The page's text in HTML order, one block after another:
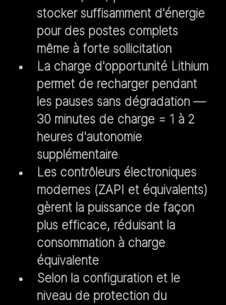
stocker suffisamment d'énergie
pour des postes complets
même à forte sollicitation
La charge d'opportunité Lithium
permet de recharger pendant
les pauses sans dégradation —
30 minutes de charge = 1 à 2
heures d'autonomie
supplémentaire
Les contrôleurs électroniques
modernes (ZAPI et équivalents)
gèrent la puissance de façon
plus efficace, réduisant la
consommation à charge
équivalente
Selon la configuration et le
niveau de protection du